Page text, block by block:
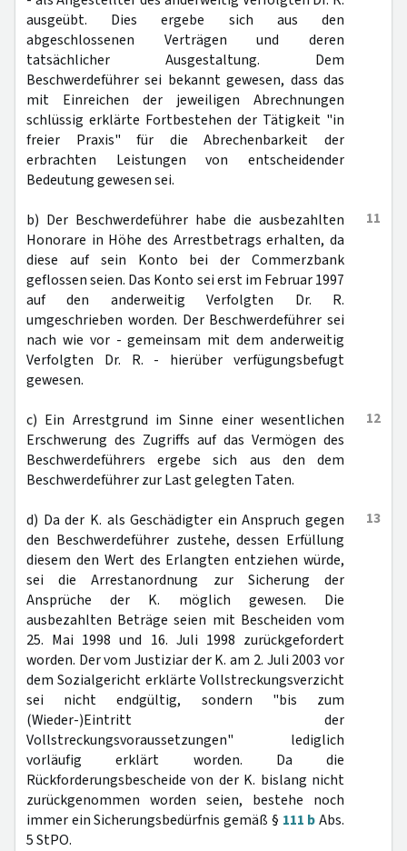
ausgeübt. Dies ergebe sich aus den
abgeschlossenen Verträgen und deren
tatsächlicher Ausgestaltung. Dem
Beschwerdeführer sei bekannt gewesen, dass das
mit Einreichen der jeweiligen Abrechnungen
schlüssig erklärte Fortbestehen der Tätigkeit "in
freier Praxis" für die Abrechenbarkeit der
erbrachten Leistungen von entscheidender
Bedeutung gewesen sei.
11
b) Der Beschwerdeführer habe die ausbezahlten
Honorare in Höhe des Arrestbetrags erhalten, da
diese auf sein Konto bei der Commerzbank
geflossen seien. Das Konto sei erst im Februar 1997
auf den anderweitig Verfolgten Dr. R.
umgeschrieben worden. Der Beschwerdeführer sei
nach wie vor - gemeinsam mit dem anderweitig
Verfolgten Dr. R. - hierüber verfügungsbefugt
gewesen.
12
c) Ein Arrestgrund im Sinne einer wesentlichen
Erschwerung des Zugriffs auf das Vermögen des
Beschwerdeführers ergebe sich aus den dem
Beschwerdeführer zur Last gelegten Taten.
13
d) Da der K. als Geschädigter ein Anspruch gegen
den Beschwerdeführer zustehe, dessen Erfüllung
diesem den Wert des Erlangten entziehen würde,
sei die Arrestanordnung zur Sicherung der
Ansprüche der K. möglich gewesen. Die
ausbezahlten Beträge seien mit Bescheiden vom
25. Mai 1998 und 16. Juli 1998 zurückgefordert
worden. Der vom Justiziar der K. am 2. Juli 2003 vor
dem Sozialgericht erklärte Vollstreckungsverzicht
sei nicht endgültig, sondern "bis zum
(Wieder-)Eintritt der
Vollstreckungsvoraussetzungen" lediglich
vorläufig erklärt worden. Da die
Rückforderungsbescheide von der K. bislang nicht
zurückgenommen worden seien, bestehe noch
immer ein Sicherungsbedürfnis gemäß § 111 bAbs.
5 StPO.